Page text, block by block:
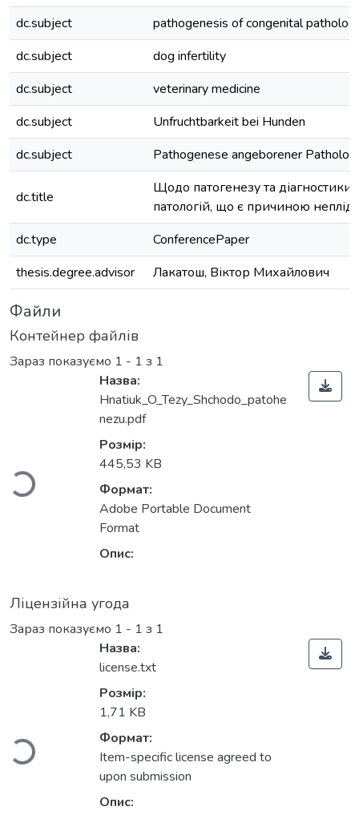
dc.subject
pathogenesis of congenital
dc.subject
dog infertility
dc.subject
veterinary medicine
dc.subject
Unfruchtbarkeit bei Hunden
dc.subject
Pathogenese angeborener
dc.title
Щодо патогенезу та
патологій, що є причиною
dc.type
ConferencePaper
thesis.degree.advisor
Лакатош, Віктор Михайлович
Файли
Контейнер файлів
Зараз показуємо 1 - 1 з 1
Вантажиться...
Назва:
Hnatiuk_O_Tezy_Shchodo_patohe
nezu.pdf
Розмір:
445,53 KB
Формат:
Adobe Portable Document
Format
Опис:
Ліцензійна угода
Зараз показуємо 1 - 1 з 1
Вантажиться...
Назва:
license.txt
Розмір:
1,71 KB
Формат:
Item-specific license agreed to
upon submission
Опис: